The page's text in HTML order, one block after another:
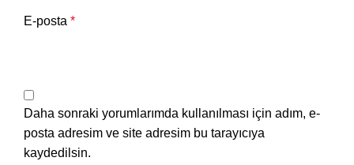
E-posta *
Daha sonraki yorumlarımda kullanılması için adım, e-
posta adresim ve site adresim bu tarayıcıya
kaydedilsin.